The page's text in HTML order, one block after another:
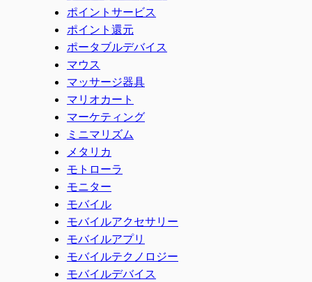
ポイントサービス
ポイント還元
ポータブルデバイス
マウス
マッサージ器具
マリオカート
マーケティング
ミニマリズム
メタリカ
モトローラ
モニター
モバイル
モバイルアクセサリー
モバイルアプリ
モバイルテクノロジー
モバイルデバイス